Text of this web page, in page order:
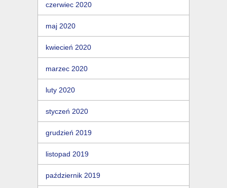
czerwiec 2020
maj 2020
kwiecień 2020
marzec 2020
luty 2020
styczeń 2020
grudzień 2019
listopad 2019
październik 2019